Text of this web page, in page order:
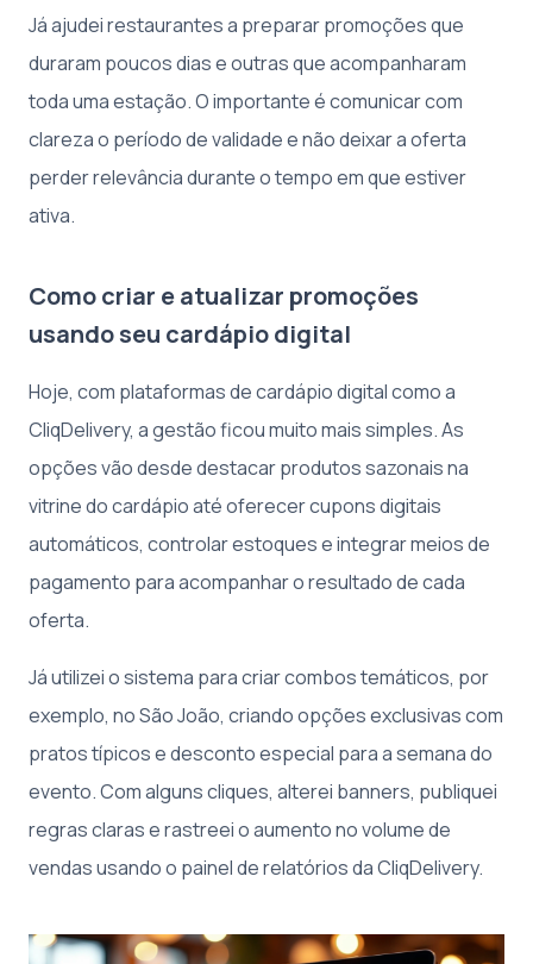
Já ajudei restaurantes a preparar promoções que
duraram poucos dias e outras que acompanharam
toda uma estação. O importante é comunicar com
clareza o período de validade e não deixar a oferta
perder relevância durante o tempo em que estiver
ativa.
Como criar e atualizar promoções
usando seu cardápio digital
Hoje, com plataformas de cardápio digital como a
CliqDelivery, a gestão ficou muito mais simples. As
opções vão desde destacar produtos sazonais na
vitrine do cardápio até oferecer cupons digitais
automáticos, controlar estoques e integrar meios de
pagamento para acompanhar o resultado de cada
oferta.
Já utilizei o sistema para criar combos temáticos, por
exemplo, no São João, criando opções exclusivas com
pratos típicos e desconto especial para a semana do
evento. Com alguns cliques, alterei banners, publiquei
regras claras e rastreei o aumento no volume de
vendas usando o painel de relatórios da CliqDelivery.